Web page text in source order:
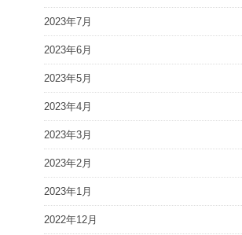
2023年7月
2023年6月
2023年5月
2023年4月
2023年3月
2023年2月
2023年1月
2022年12月